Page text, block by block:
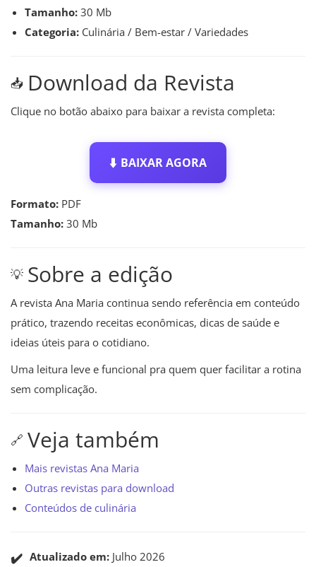
Tamanho: 30 Mb
Categoria: Culinária / Bem-estar / Variedades
📥 Download da Revista
Clique no botão abaixo para baixar a revista completa:
⬇️ BAIXAR AGORA
Formato: PDF
Tamanho: 30 Mb
💡 Sobre a edição
A revista Ana Maria continua sendo referência em conteúdo
prático, trazendo receitas econômicas, dicas de saúde e
ideias úteis para o cotidiano.
Uma leitura leve e funcional pra quem quer facilitar a rotina
sem complicação.
🔗 Veja também
Mais revistas Ana Maria
Outras revistas para download
Conteúdos de culinária
✔️ Atualizado em: Julho 2026